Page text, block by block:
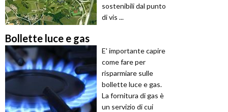
sostenibili dal punto
di vis ...
Bollette luce e gas
E' importante capire
come fare per
risparmiare sulle
bollette luce e gas.
La fornitura di gas è
un servizio di cui